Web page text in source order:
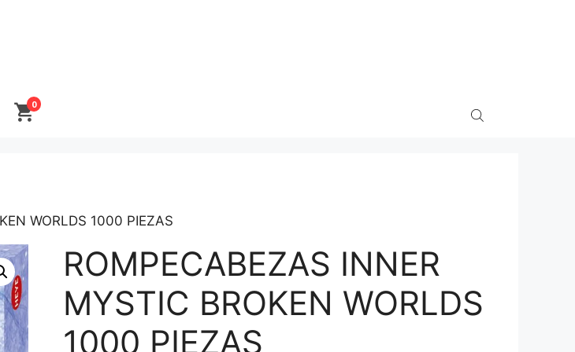
0
WORLDS 1000 PIEZAS
ROMPECABEZAS INNER
MYSTIC BROKEN WORLDS
1000 PIEZAS